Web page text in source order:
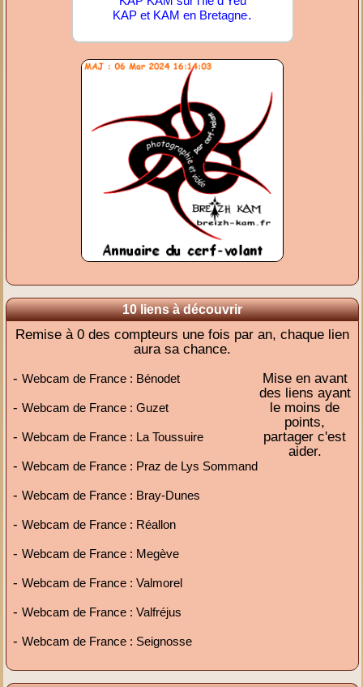
KAP et KAM en Bretagne.
10 liens à découvrir
Remise à 0 des compteurs une fois par an, chaque lien
aura sa chance.
-Webcam de France : Bénodet
-Webcam de France : Guzet
-Webcam de France : La Toussuire
-Webcam de France : Praz de Lys Sommand
-Webcam de France : Bray-Dunes
-Webcam de France : Réallon
-Webcam de France : Megève
-Webcam de France : Valmorel
-Webcam de France : Valfréjus
-Webcam de France : Seignosse
Mise en avant
des liens ayant
le moins de
points,
partager c'est
aider.